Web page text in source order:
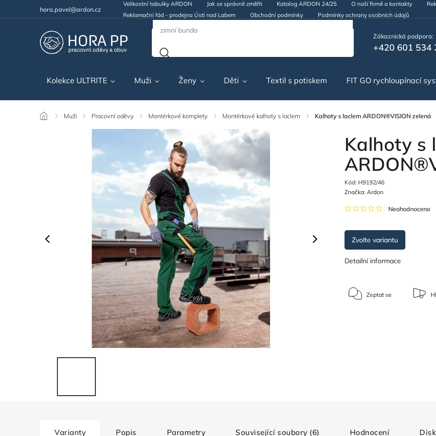
hora.pavel@ardon.cz
Velikostní tabulky ARDON Jak se správně změřit Katalog ARDON 24/25 O naší firmě a kontakty
Reklamační řád - prodejna Ústí nad Labem
Obchodní podmínky Podmínky ochrany osobních údajů
Zákaznická podpora:
+420 601 534
Kolekce ULTRITE Muži Ženy Děti Textil s potiskem FIT GO rychloupínací
/ Muži / Pracovní oděvy / Montérkové komplety / Montérkové kalhoty s laclem / Kalhoty s laclem ARDON®VISION zelená
Kalhoty s
Kód: H9192/46
Neohodnoceno
Značka: Ardon
Zvolte variantu
Detailní informace
Zeptat se
Varianty Popis Parametry Související soubory (6) Hodnocení